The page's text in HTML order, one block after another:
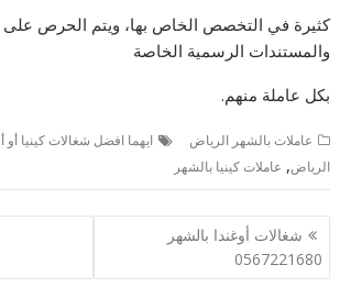
كثيرة في التخصص الخاص بها، ويتم الحرص على
والمستندات الرسمية الخاصة
بكل عاملة منهم.
عاملات بالشهر الرياض ايهما افضل شغالات كينيا أو
الرياض, عاملات كينيا بالشهر
تصفّح
المقالات
شغالات أوغندا بالشهر
0567221680